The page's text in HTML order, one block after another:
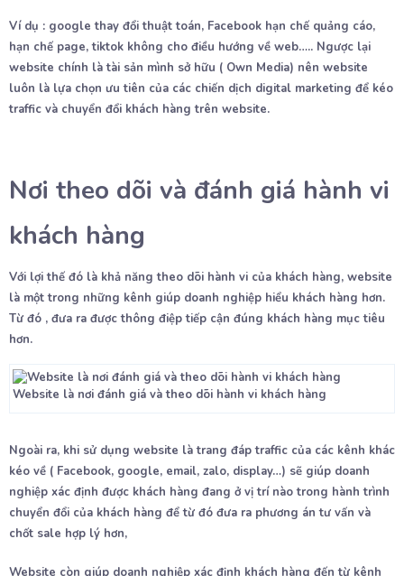
Ví dụ : google thay đổi thuật toán, Facebook hạn chế quảng cáo,
hạn chế page, tiktok không cho điều hướng về web….. Ngược lại
website chính là tài sản mình sở hữu ( Own Media) nên website
luôn là lựa chọn ưu tiên của các chiến dịch digital marketing để kéo
traffic và chuyển đổi khách hàng trên website.
Nơi theo dõi và đánh giá hành vi
khách hàng
Với lợi thế đó là khả năng theo dõi hành vi của khách hàng, website
là một trong những kênh giúp doanh nghiệp hiểu khách hàng hơn.
Từ đó , đưa ra được thông điệp tiếp cận đúng khách hàng mục tiêu
hơn.
Website là nơi đánh giá và theo dõi hành vi khách hàng
Ngoài ra, khi sử dụng website là trang đáp traffic của các kênh khác
kéo về ( Facebook, google, email, zalo, display…) sẽ giúp doanh
nghiệp xác định được khách hàng đang ở vị trí nào trong hành trình
chuyển đổi của khách hàng để từ đó đưa ra phương án tư vấn và
chốt sale hợp lý hơn,
Website còn giúp doanh nghiệp xác định khách hàng đến từ kênh